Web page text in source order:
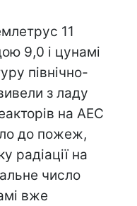
11
9,0 і цунамі
північно-
з ладу
на АЕС
до пожеж,
радіації на
число
вже